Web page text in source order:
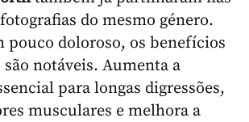
do mesmo género.
pouco doloroso, os benefícios
notáveis. Aumenta a
para longas digressões,
musculares e melhora a